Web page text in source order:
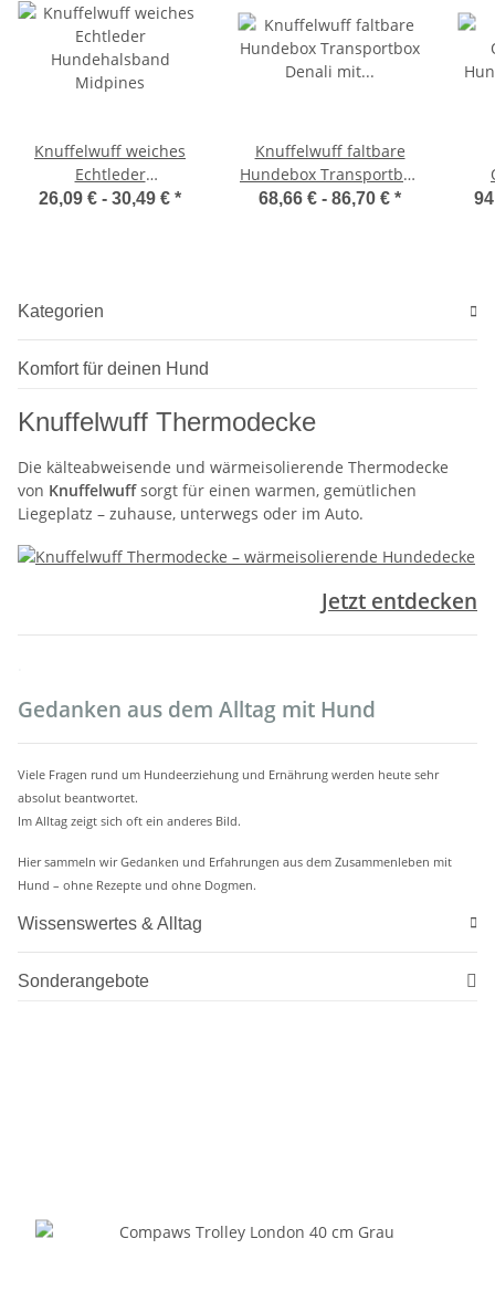
Knuffelwuff weiches
Echtleder
Hundehalsband
26,09 € - 30,49 € *
Knuffelwuff faltbare
Hundebox Transportbox
Denali mit
68,66 € - 86,70 € *
Kategorien
Komfort für deinen Hund
Knuffelwuff Thermodecke
Die kälteabweisende und wärmeisolierende Thermodecke
von Knuffelwuffsorgt für einen warmen, gemütlichen
Liegeplatz – zuhause, unterwegs oder im Auto.
Jetzt entdecken
Gedanken aus dem Alltag mit Hund
Viele Fragen rund um Hundeerziehung und Ernährung werden heute sehr
absolut beantwortet.
Im Alltag zeigt sich oft ein anderes Bild.
Hier sammeln wir Gedanken und Erfahrungen aus dem Zusammenleben mit
Hund – ohne Rezepte und ohne Dogmen.
Wissenswertes & Alltag
Sonderangebote